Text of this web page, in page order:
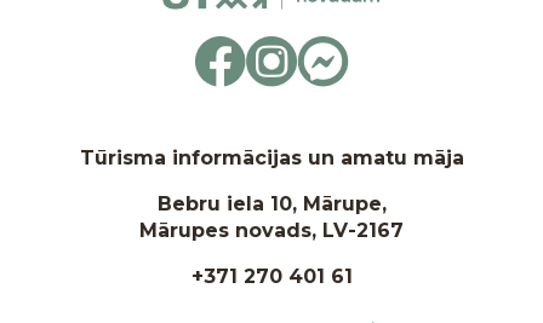
Tūrisma informācijas un amatu māja
Bebru iela 10, Mārupe,
Mārupes novads, LV-2167
+371 270 401 61